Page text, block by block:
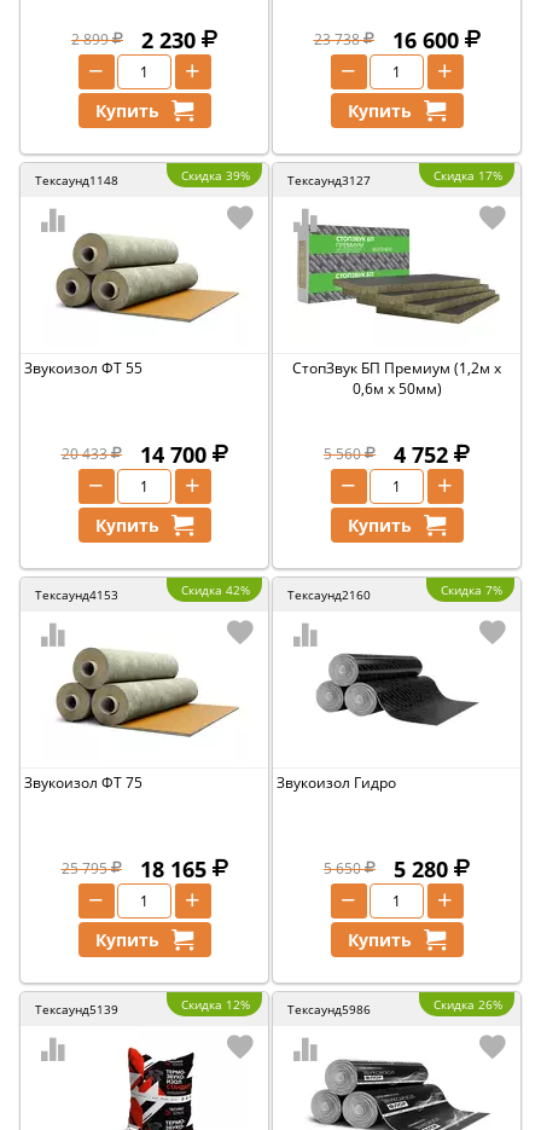
2 899 2 230
+
−
Купить
23 738 16 600
+
−
Купить
Тексаунд1148 Скидка 39%
Звукоизол ФТ 55
20 433 14 700
+
−
Купить
Тексаунд3127 Скидка 17%
СтопЗвук БП Премиум (1,2м х
0,6м х 50мм)
5 560 4 752
+
−
Купить
Тексаунд4153 Скидка 42%
Звукоизол ФТ 75
25 795 18 165
+
−
Купить
Тексаунд2160 Скидка 7%
Звукоизол Гидро
5 650 5 280
+
−
Купить
Тексаунд5139 Скидка 12% Тексаунд5986 Скидка 26%